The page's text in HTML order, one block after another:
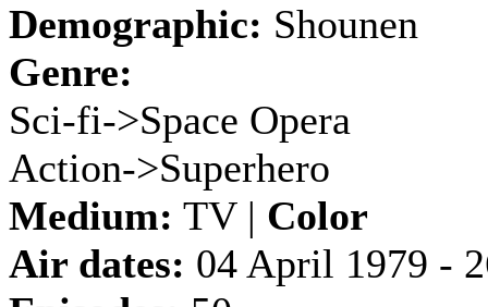
Demographic: Shounen
Genre:
Sci-fi->Space Opera
Action->Superhero
Medium: TV | Color
Air dates: 04 April 1979 -